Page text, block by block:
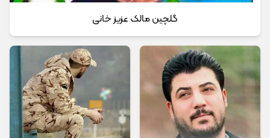
گلچین مالک عزیز خانی